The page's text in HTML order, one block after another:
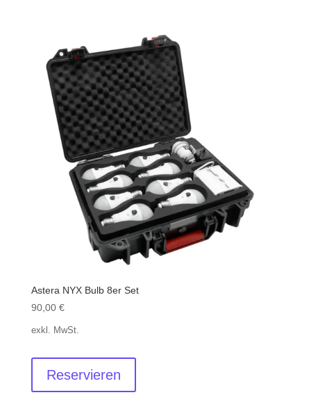
Astera NYX Bulb 8er Set
90,00 €
exkl. MwSt.
Reservieren